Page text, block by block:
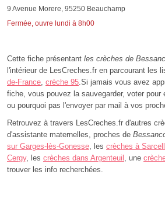
9 Avenue Morere, 95250 Beauchamp
Fermée, ouvre lundi à 8h00
Cette fiche présentant les crèches de
l'intérieur de LesCreches.fr en parcourant les
de-France, crèche 95.Si jamais vous avez
fiche, vous pouvez la sauvegarder, voter
ou pourquoi pas l'envoyer par mail à vos
Retrouvez à travers LesCreches.fr d'autres
d'assistante maternelles, proches de
sur Garges-lès-Gonesse, les crèches à
Cergy, les crèches dans Argenteuil , une
trouver les info recherchées.